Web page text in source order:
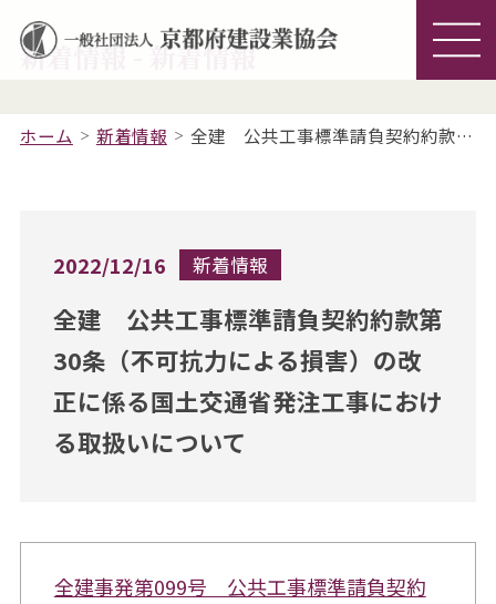
新着情報 - 新着情報
ホーム 新着情報 全建 公共工事標準請負契約約款第30条（不可抗力による損害）の改正に係る国土交通省発注工事における取扱いについて
2022/12/16 新着情報
全建 公共工事標準請負契約約款第
30条（不可抗力による損害）の改
正に係る国土交通省発注工事におけ
る取扱いについて
全建事発第099号 公共工事標準請負契約